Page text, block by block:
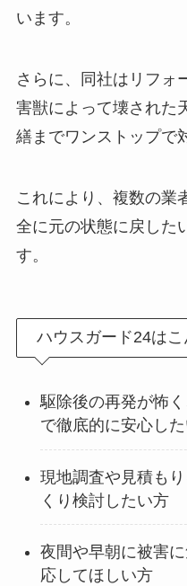
います。
さらに、同社はリフォ
害獣によって壊された
繕までワンストップで
これにより、複数の業
全に元の状態に戻した
す。
ハウスガード24はこ
駆除後の再発が怖
で徹底的に安心し
現地調査や見積も
くり検討したい方
夜間や早朝に被害
応してほしい方